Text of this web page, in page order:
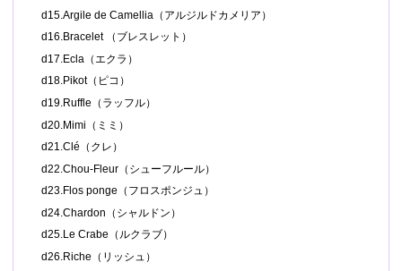
d15.Argile de Camellia（アルジルドカメリア）
d16.Bracelet （ブレスレット）
d17.Ecla（エクラ）
d18.Pikot（ピコ）
d19.Ruffle（ラッフル）
d20.Mimi（ミミ）
d21.Clé（クレ）
d22.Chou-Fleur（シューフルール）
d23.Flos ponge（フロスポンジュ）
d24.Chardon（シャルドン）
d25.Le Crabe（ルクラブ）
d26.Riche（リッシュ）